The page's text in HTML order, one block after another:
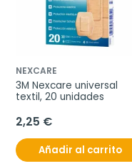
NEXCARE
3M Nexcare universal
textil, 20 unidades
2,25 €
Añadir al carrito